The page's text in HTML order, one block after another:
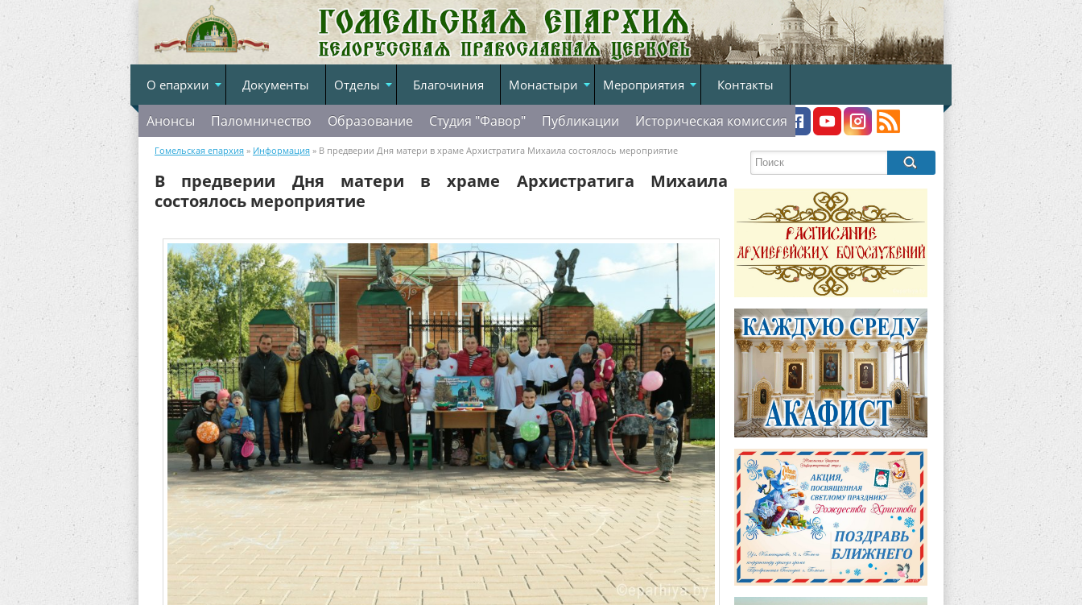
О епархии Документы Отделы Благочиния Монастыри Мероприятия Контакты
Анонсы Паломничество Образование Студия "Фавор" Публикации Историческая комиссия
Гомельская епархия » Информация » В предверии Дня матери в храме Архистратига Михаила состоялось мероприятие
В предверии Дня матери в храме Архистратига Михаила
состоялось мероприятие